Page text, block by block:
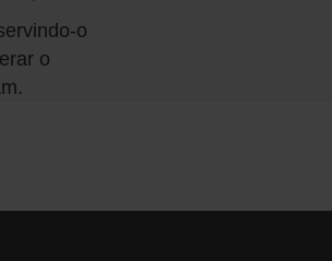
o
o